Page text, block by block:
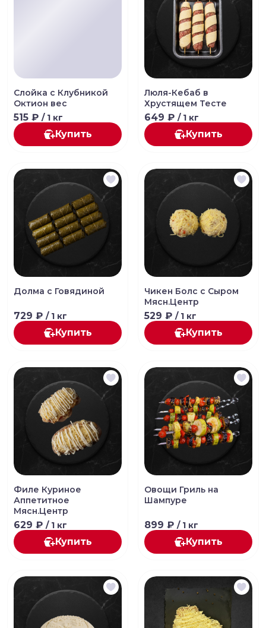
Слойка с Клубникой
Октион вес
515 ₽ / 1 кг
Купить
Люля-Кебаб в
Хрустящем Тесте
649 ₽ / 1 кг
Купить
Долма с Говядиной
729 ₽ / 1 кг
Купить
Чикен Болс с Сыром
Мясн.Центр
529 ₽ / 1 кг
Купить
Филе Куриное
Аппетитное
Мясн.Центр
629 ₽ / 1 кг
Купить
Овощи Гриль на
Шампуре
899 ₽ / 1 кг
Купить